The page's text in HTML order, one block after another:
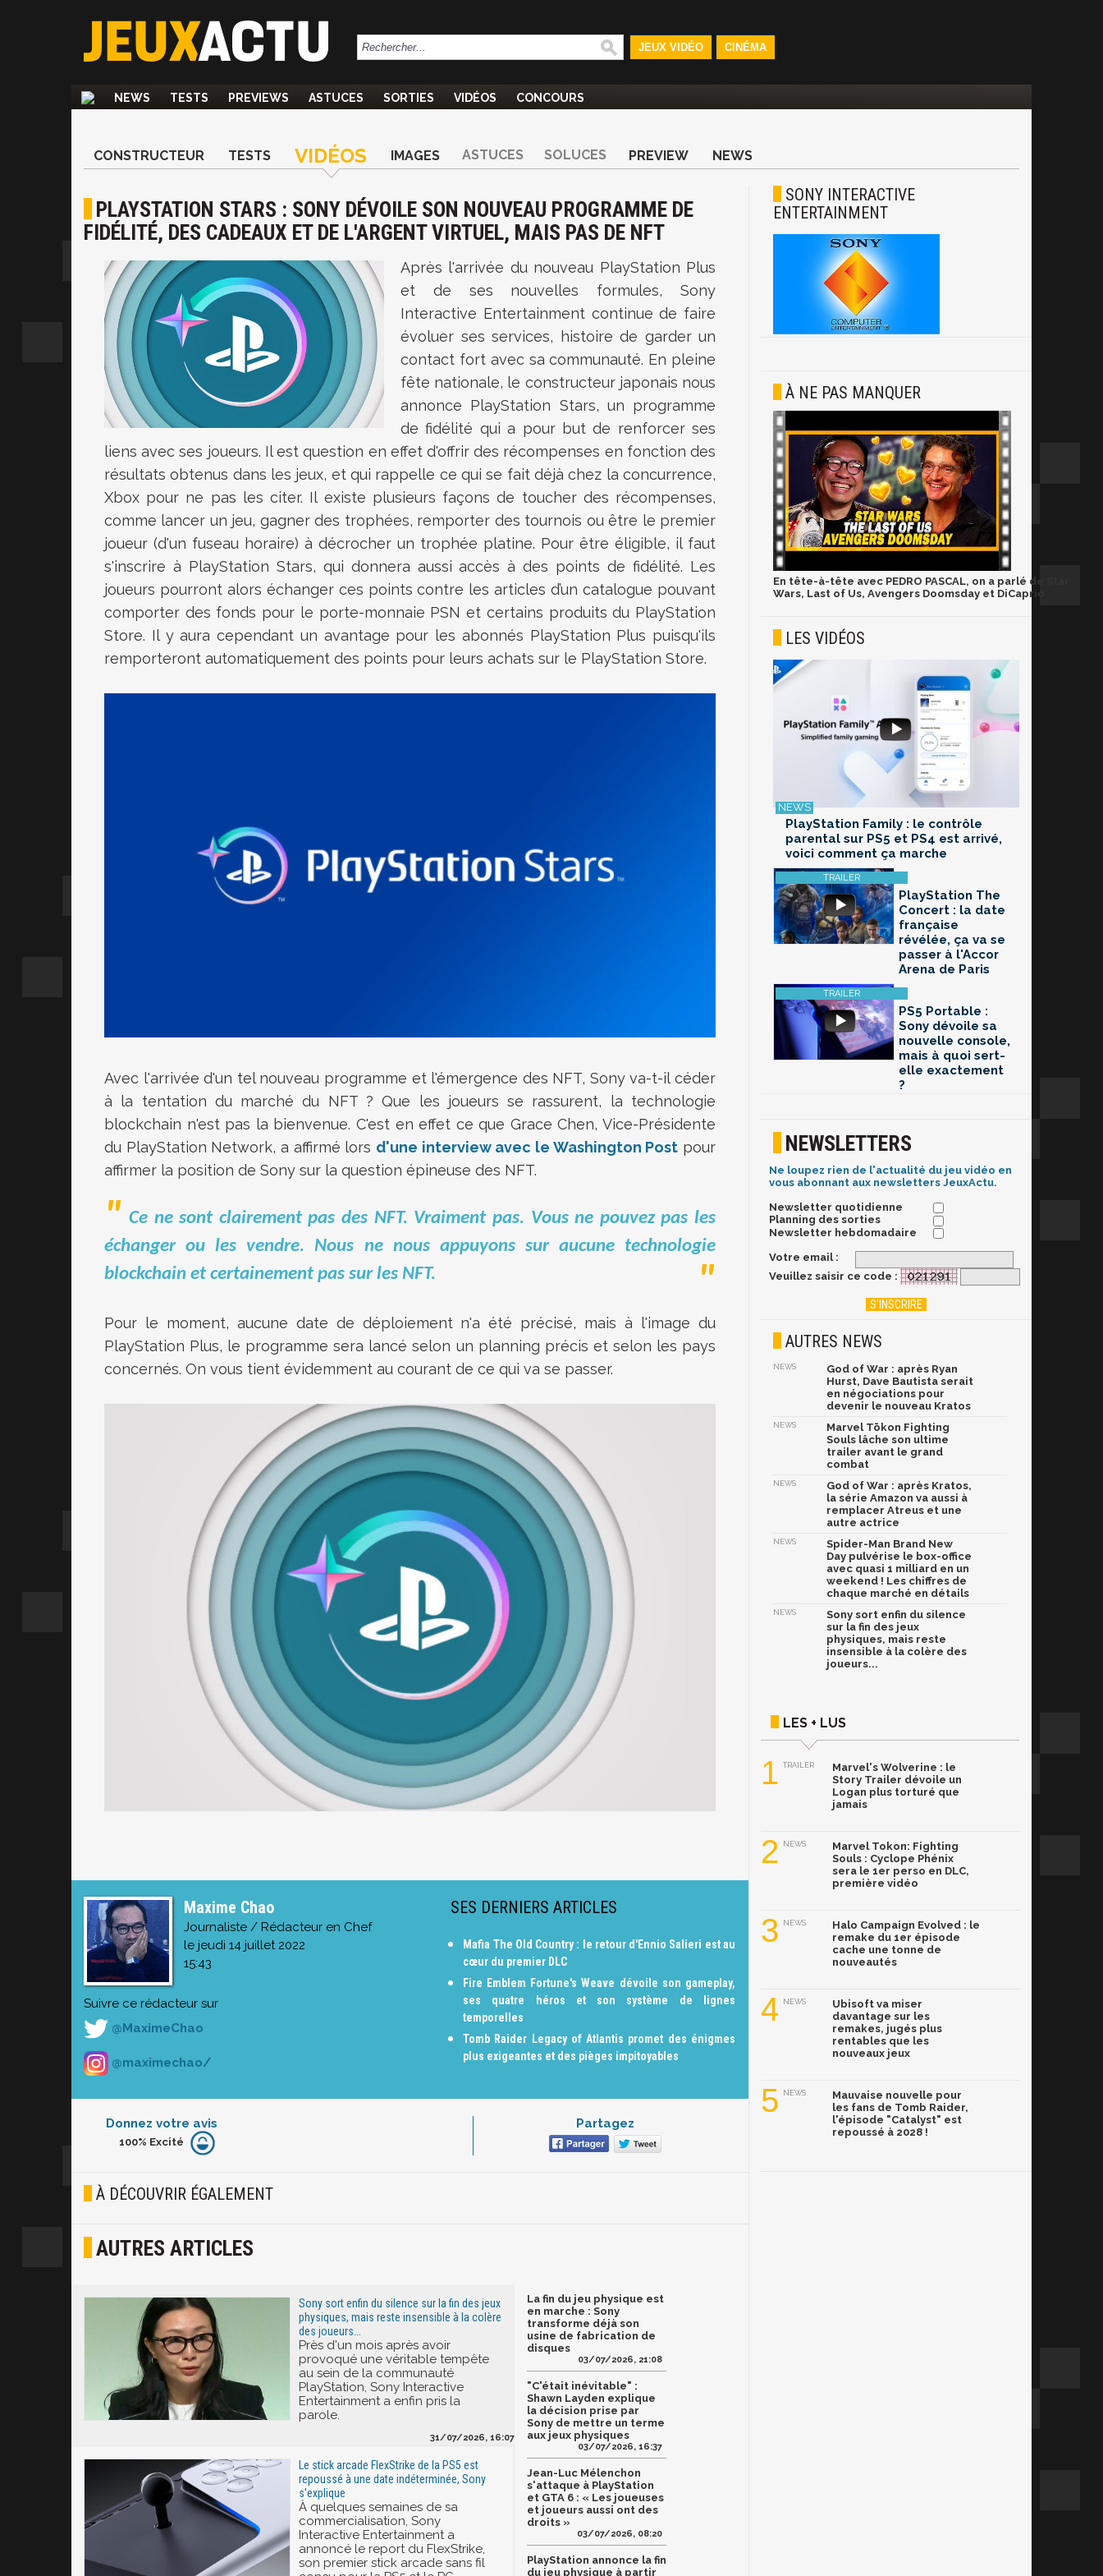
JEUX VIDÉO CINÉMA
NEWS TESTS PREVIEWS ASTUCES SORTIES VIDÉOS CONCOURS
CONSTRUCTEUR TESTS VIDÉOS IMAGES ASTUCES SOLUCES PREVIEW NEWS
PLAYSTATION STARS : SONY DÉVOILE SON NOUVEAU PROGRAMME DE
FIDÉLITÉ, DES CADEAUX ET DE L'ARGENT VIRTUEL, MAIS PAS DE NFT
Après l'arrivée du nouveau PlayStation Plus
et de ses nouvelles formules, Sony
Interactive Entertainment continue de faire
évoluer ses services, histoire de garder un
contact fort avec sa communauté. En pleine
fête nationale, le constructeur japonais nous
annonce PlayStation Stars, un programme
de fidélité qui a pour but de renforcer ses
liens avec ses joueurs. Il est question en effet d'offrir des récompenses en fonction des
résultats obtenus dans les jeux, et qui rappelle ce qui se fait déjà chez la concurrence,
Xbox pour ne pas les citer. Il existe plusieurs façons de toucher des récompenses,
comme lancer un jeu, gagner des trophées, remporter des tournois ou être le premier
joueur (d'un fuseau horaire) à décrocher un trophée platine. Pour être éligible, il faut
s'inscrire à PlayStation Stars, qui donnera aussi accès à des points de fidélité. Les
joueurs pourront alors échanger ces points contre les articles d’un catalogue pouvant
comporter des fonds pour le porte-monnaie PSN et certains produits du PlayStation
Store. Il y aura cependant un avantage pour les abonnés PlayStation Plus puisqu'ils
remporteront automatiquement des points pour leurs achats sur le PlayStation Store.
Avec l'arrivée d'un tel nouveau programme et l'émergence des NFT, Sony va-t-il céder
à la tentation du marché du NFT ? Que les joueurs se rassurent, la technologie
blockchain n'est pas la bienvenue. C'est en effet ce que Grace Chen, Vice-Présidente
du PlayStation Network, a affirmé lors d'une interview avec le Washington Post pour
affirmer la position de Sony sur la question épineuse des NFT.
Ce ne sont clairement pas des NFT. Vraiment pas. Vous ne pouvez pas les
échanger ou les vendre. Nous ne nous appuyons sur aucune technologie
blockchain et certainement pas sur les NFT.
Pour le moment, aucune date de déploiement n'a été précisé, mais à l'image du
PlayStation Plus, le programme sera lancé selon un planning précis et selon les pays
concernés. On vous tient évidemment au courant de ce qui va se passer.
Maxime Chao
Journaliste / Rédacteur en Chef
le jeudi 14 juillet 2022
15:43
Suivre ce rédacteur sur
@MaximeChao
@maximechao/
SES DERNIERS ARTICLES
Mafia The Old Country : le retour d'Ennio Salieri est au
cœur du premier DLC
Fire Emblem Fortune's Weave dévoile son gameplay,
ses quatre héros et son système de lignes
temporelles
Tomb Raider Legacy of Atlantis promet des énigmes
plus exigeantes et des pièges impitoyables
Donnez votre avis
Furieux
Joyeux
100% Excité
Partagez
À DÉCOUVRIR ÉGALEMENT
AUTRES ARTICLES
Sony sort enfin du silence sur la fin des jeux
physiques, mais reste insensible à la colère
des joueurs...
Près d'un mois après avoir
provoqué une véritable tempête
au sein de la communauté
PlayStation, Sony Interactive
Entertainment a enfin pris la
parole.
31/07/2026, 16:07
Le stick arcade FlexStrike de la PS5 est
repoussé à une date indéterminée, Sony
s'explique
À quelques semaines de sa
commercialisation, Sony
Interactive Entertainment a
annoncé le report du FlexStrike,
son premier stick arcade sans fil
La fin du jeu physique est
en marche : Sony
transforme déjà son
usine de fabrication de
disques
03/07/2026, 21:08
"C'était inévitable" :
Shawn Layden explique
la décision prise par
Sony de mettre un terme
aux jeux physiques
03/07/2026, 16:37
Jean-Luc Mélenchon
s'attaque à PlayStation
et GTA 6 : « Les joueuses
et joueurs aussi ont des
droits »
03/07/2026, 08:20
PlayStation annonce la fin
du jeu physique à partir
SONY INTERACTIVE
ENTERTAINMENT
À NE PAS MANQUER
En tête-à-tête avec PEDRO PASCAL, on a parlé de Star
Wars, Last of Us, Avengers Doomsday et DiCaprio
LES VIDÉOS
PlayStation Family : le contrôle
parental sur PS5 et PS4 est arrivé,
voici comment ça marche
PlayStation The
Concert : la date
française
révélée, ça va se
passer à l'Accor
Arena de Paris
PS5 Portable :
Sony dévoile sa
nouvelle console,
mais à quoi sert-
elle exactement
?
NEWSLETTERS
Ne loupez rien de l'actualité du jeu vidéo en
vous abonnant aux newsletters JeuxActu.
Newsletter quotidienne
Planning des sorties
Newsletter hebdomadaire
Votre email :
Veuillez saisir ce code :
AUTRES NEWS
NEWS
God of War : après Ryan
Hurst, Dave Bautista serait
en négociations pour
devenir le nouveau Kratos
NEWS
Marvel Tōkon Fighting
Souls lâche son ultime
trailer avant le grand
combat
NEWS
God of War : après Kratos,
la série Amazon va aussi à
remplacer Atreus et une
autre actrice
NEWS
Spider-Man Brand New
Day pulvérise le box-office
avec quasi 1 milliard en un
weekend ! Les chiffres de
chaque marché en détails
NEWS
Sony sort enfin du silence
sur la fin des jeux
physiques, mais reste
insensible à la colère des
joueurs...
LES + LUS
1 TRAILER
Marvel's Wolverine : le
Story Trailer dévoile un
Logan plus torturé que
jamais
2 NEWS
Marvel Tokon: Fighting
Souls : Cyclope Phénix
sera le 1er perso en DLC,
première vidéo
3 NEWS
Halo Campaign Evolved : le
remake du 1er épisode
cache une tonne de
nouveautés
4 NEWS
Ubisoft va miser
davantage sur les
remakes, jugés plus
rentables que les
nouveaux jeux
5 NEWS
Mauvaise nouvelle pour
les fans de Tomb Raider,
l'épisode "Catalyst" est
repoussé à 2028 !